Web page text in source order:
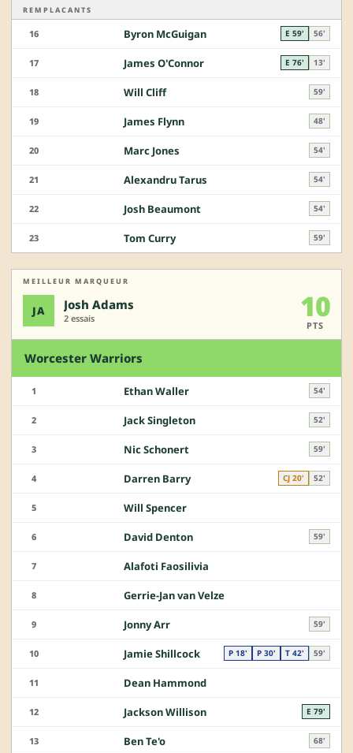
REMPLACANTS
16 Byron McGuigan E 59' 56'
17 James O'Connor E 76' 13'
18 Will Cliff 59'
19 James Flynn 48'
20 Marc Jones 54'
21 Alexandru Tarus 54'
22 Josh Beaumont 54'
23 Tom Curry 59'
MEILLEUR MARQUEUR
JA Josh Adams
2 essais 10
PTS
Worcester Warriors
1 Ethan Waller 54'
2 Jack Singleton 52'
3 Nic Schonert 59'
4 Darren Barry CJ 20' 52'
5 Will Spencer
6 David Denton 59'
7 Alafoti Faosilivia
8 Gerrie-Jan van Velze
9 Jonny Arr 59'
10 Jamie Shillcock P 18' P 30' T 42' 59'
11 Dean Hammond
12 Jackson Willison E 79'
13 Ben Te'o 68'